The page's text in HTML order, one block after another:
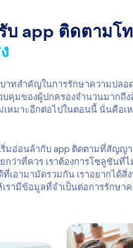
บ app ติดตามโ
บาทสำคัญในการรักษาความปล
บคุมของผู้ปกครองจำนวนมากถึ
เหมาะอีกต่อไปในตอนนี้ นั่นคือเ
ริ่มอ่อนล้ากับ app ติดตามที่สัญญา
กว่าที่ควร เราต้องการโซลูชันที่
เอามามัดรวมกัน เราอยากได้สิ่ง
รามีข้อมูลที่จำเป็นต่อการรักษา